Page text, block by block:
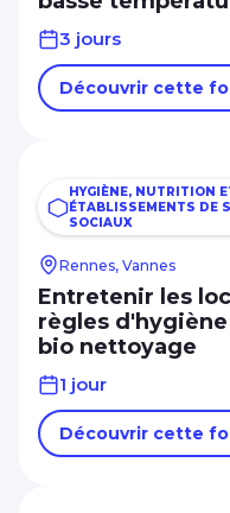
3 jours
Découvrir cette
HYGIÈNE, NUTRITION
ÉTABLISSEMENTS DE
SOCIAUX
Rennes, Vannes
Entretenir les
règles
bio nettoyage
1 jour
Découvrir cette